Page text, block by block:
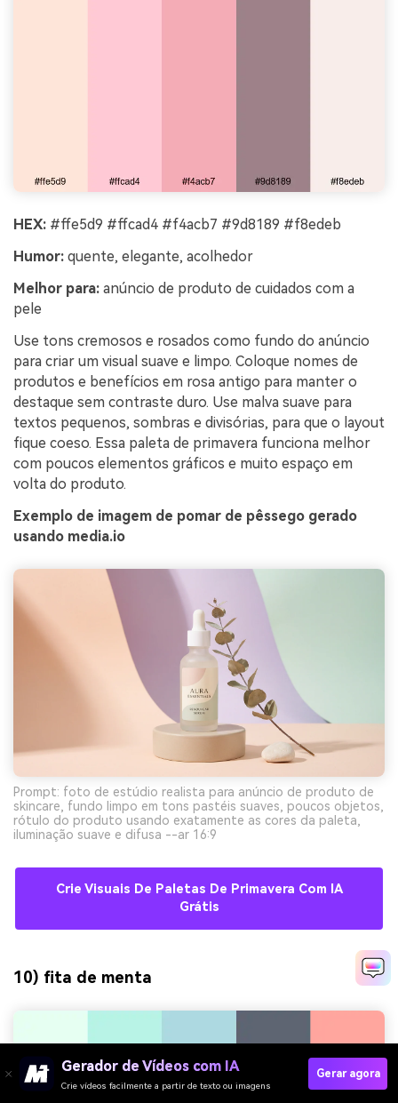
HEX: #ffe5d9 #ffcad4 #f4acb7 #9d8189 #f8edeb
Humor: quente, elegante, acolhedor
Melhor para: anúncio de produto de cuidados com a
pele
Use tons cremosos e rosados como fundo do anúncio
para criar um visual suave e limpo. Coloque nomes de
produtos e benefícios em rosa antigo para manter o
destaque sem contraste duro. Use malva suave para
textos pequenos, sombras e divisórias, para que o layout
fique coeso. Essa paleta de primavera funciona melhor
com poucos elementos gráficos e muito espaço em
volta do produto.
Exemplo de imagem de pomar de pêssego gerado
usando media.io
Prompt: foto de estúdio realista para anúncio de produto de
skincare, fundo limpo em tons pastéis suaves, poucos objetos,
rótulo do produto usando exatamente as cores da paleta,
iluminação suave e difusa --ar 16:9
Crie Visuais De Paletas De Primavera Com IA
Grátis
10) fita de menta
Gerador de Vídeos com IA
Crie vídeos facilmente a partir de texto ou imagens
Gerar agora